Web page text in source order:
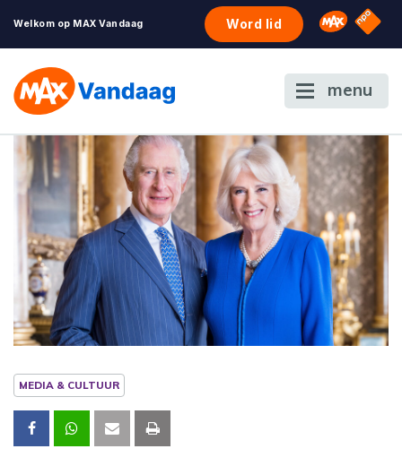
Welkom op MAX Vandaag Word lid Omroep
NPO
menu
MEDIA & CULTUUR